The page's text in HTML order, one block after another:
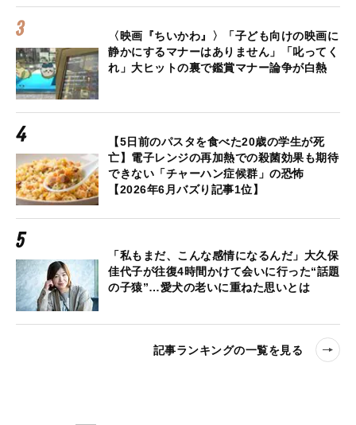
〈映画『ちいかわ』〉「子ども向けの映画に
静かにするマナーはありません」「叱ってく
れ」大ヒットの裏で鑑賞マナー論争が白熱
【5日前のパスタを食べた20歳の学生が死
亡】電子レンジの再加熱での殺菌効果も期待
できない「チャーハン症候群」の恐怖
【2026年6月バズり記事1位】
「私もまだ、こんな感情になるんだ」大久保
佳代子が往復4時間かけて会いに行った“話題
の子猿”…愛犬の老いに重ねた思いとは
記事ランキングの一覧を見る